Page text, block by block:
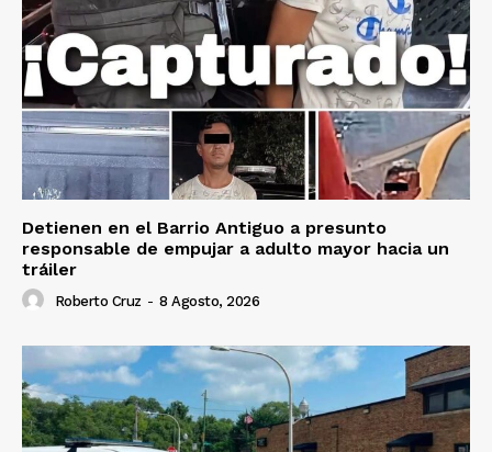
Detienen en el Barrio Antiguo a presunto
responsable de empujar a adulto mayor hacia un
tráiler
Roberto Cruz - 8 Agosto, 2026